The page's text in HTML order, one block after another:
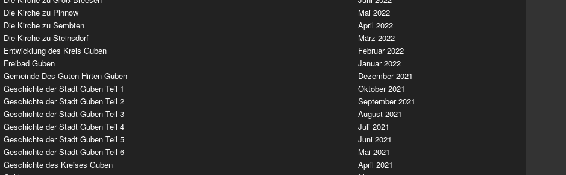
Die Kirche zu Pinnow
Die Kirche zu Sembten
Die Kirche zu Steinsdorf
Entwicklung des Kreis Guben
Freibad Guben
Gemeinde Des Guten Hirten Guben
Geschichte der Stadt Guben Teil 1
Geschichte der Stadt Guben Teil 2
Geschichte der Stadt Guben Teil 3
Geschichte der Stadt Guben Teil 4
Geschichte der Stadt Guben Teil 5
Geschichte der Stadt Guben Teil 6
Geschichte des Kreises Guben
Mai 2022
April 2022
März 2022
Februar 2022
Januar 2022
Dezember 2021
Oktober 2021
September 2021
August 2021
Juli 2021
Juni 2021
Mai 2021
April 2021